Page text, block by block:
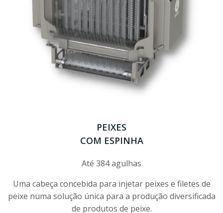
PEIXES
COM ESPINHA
Até 384 agulhas
Uma cabeça concebida para injetar peixes e filetes de
peixe numa solução única para a produção diversificada
de produtos de peixe.